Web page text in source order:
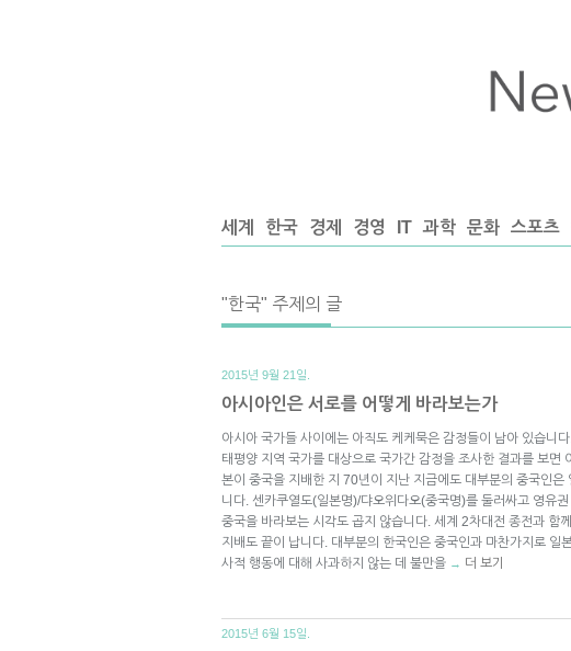
세계 한국 경제 경영 IT 과학 문화 스포츠
"한국" 주제의 글
2015년 9월 21일.
아시아인은 서로를 어떻게 바라보는가
아시아 국가들 사이에는 아직도 케케묵은 감정들이 남아 있습니
태평양 지역 국가를 대상으로 국가간 감정을 조사한 결과를 보면
본이 중국을 지배한 지 70년이 지난 지금에도 대부분의 중국인은
니다. 센카쿠열도(일본명)/댜오위다오(중국명)를 둘러싸고 영유
중국을 바라보는 시각도 곱지 않습니다. 세계 2차대전 종전과 함
지배도 끝이 납니다. 대부분의 한국인은 중국인과 마찬가지로 일
사적 행동에 대해 사과하지 않는 데 불만을 → 더 보기
2015년 6월 15일.